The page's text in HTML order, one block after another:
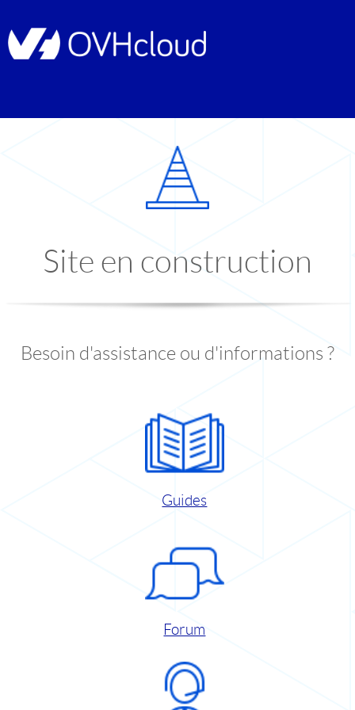
Site en construction
Besoin d'assistance ou d'informations ?
Guides
Forum